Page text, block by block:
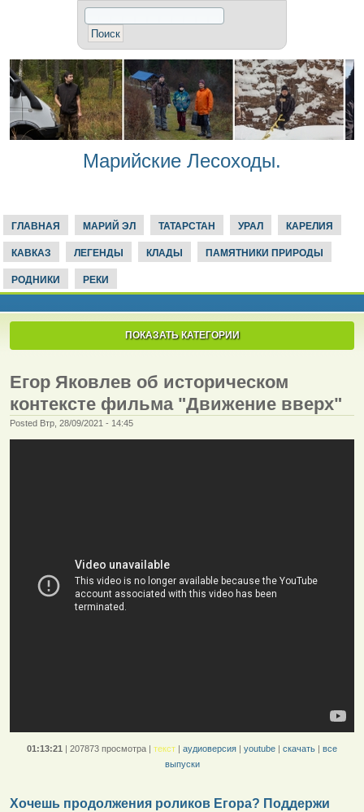
Марийские Лесоходы.
ГЛАВНАЯ МАРИЙ ЭЛ ТАТАРСТАН УРАЛ КАРЕЛИЯ
КАВКАЗ ЛЕГЕНДЫ КЛАДЫ ПАМЯТНИКИ ПРИРОДЫ
РОДНИКИ РЕКИ
ПОКАЗАТЬ КАТЕГОРИИ
Егор Яковлев об историческом
контексте фильма "Движение вверх"
Posted Втр, 28/09/2021 - 14:45
01:13:21 | 207873 просмотра | текст | аудиоверсия | youtube | скачать | все
выпуски
Хочешь продолжения роликов Егора? Поддержи